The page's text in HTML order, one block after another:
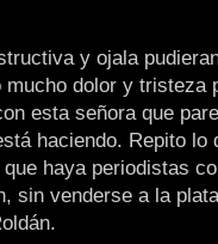
y ojala
mucho dolor y tristeza
esta señora que
haciendo. Repito lo
haya periodistas
sin venderse a la